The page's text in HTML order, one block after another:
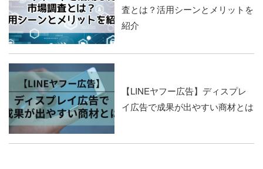
査とは？活用シーンとメリットを
紹介
【LINEヤフー広告】ディスプレ
イ広告で成果が出やすい商材とは